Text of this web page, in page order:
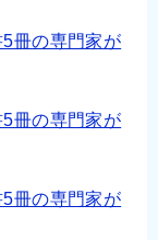
5冊の専門家が
5冊の専門家が
5冊の専門家が